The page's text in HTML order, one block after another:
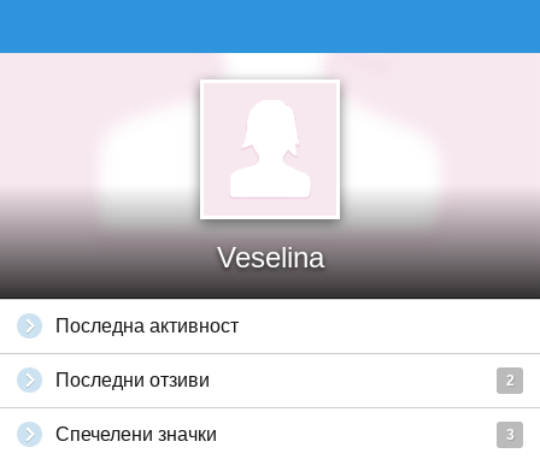
Veselina
Последна активност
Последни отзиви 2
Спечелени значки 3